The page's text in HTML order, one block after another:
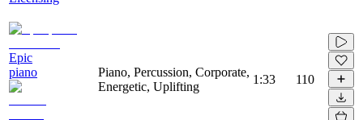
Epic
piano
Piano, Percussion, Corporate,
Energetic, Uplifting
1:33 110